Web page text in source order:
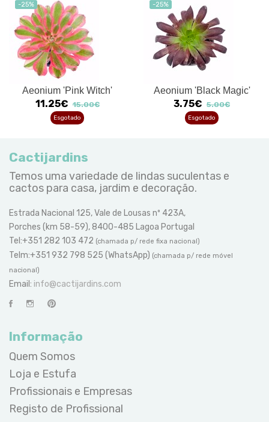
-25%
Aeonium 'Pink Witch'
11.25€ 15.00€
Esgotado
-25%
Aeonium 'Black Magic'
3.75€ 5.00€
Esgotado
Cactijardins
Temos uma variedade de lindas suculentas e
cactos para casa, jardim e decoração.
Estrada Nacional 125, Vale de Lousas nº 423A,
Porches (km 58-59), 8400-485 Lagoa Portugal
Tel:+351 282 103 472 (chamada p/ rede fixa nacional)
Telm:+351 932 798 525 (WhatsApp) (chamada p/ rede móvel
nacional)
Email: info@cactijardins.com
Informação
Quem Somos
Loja e Estufa
Profissionais e Empresas
Registo de Profissional